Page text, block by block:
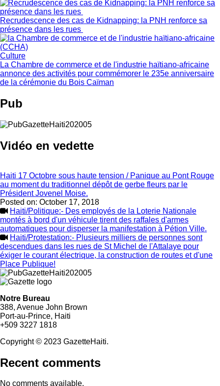
Recrudescence des cas de Kidnapping: la PNH renforce sa
présence dans les rues
Culture
La Chambre de commerce et de l'industrie haïtiano-africaine
annonce des activités pour commémorer le 235e anniversaire
de la cérémonie du Bois Caïman
Pub
Vidéo en vedette
Haiti 17 Octobre sous haute tension / Panique au Pont Rouge
au moment du traditionnel dépôt de gerbe fleurs par le
Président Jovenel Moise.
Posted on: October 17, 2018
Haiti/Politique:- Des employés de la Loterie Nationale
montés à bord d'un véhicule tirent des raffales d'armes
automatiques pour disperser la manifestation à Pétion Ville.
Haiti/Protestation:- Plusieurs milliers de personnes sont
descendues dans les rues de St Michel de l'Attalaye pour
éxiger le courant électrique, la construction de routes et d'une
Place Publique!
Notre Bureau
388, Avenue John Brown
Port-au-Prince, Haiti
+509 3227 1818
Copyright © 2023 GazetteHaiti.
Recent comments
No comments available.